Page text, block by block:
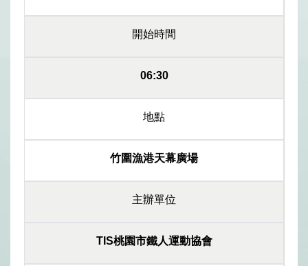
開始時間
06:30
地點
竹圍漁港天幕廣場
主辦單位
TIS桃園市鐵人運動協會